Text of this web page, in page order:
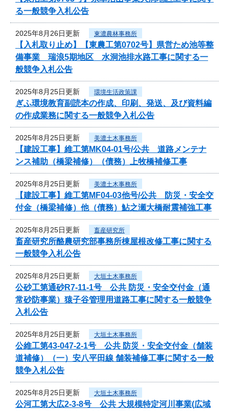
る一般競争入札公告
2025年8月26日更新 東濃農林事務所
【入札取り止め】【東農工第0702号】県営ため池等整
備事業 瑞浪5期地区 水洞池排水路工事に関する一
般競争入札公告
2025年8月25日更新 環境生活政策課
ぎふ環境教育副読本の作成、印刷、発送、及び資料編
の作成業務に関する一般競争入札公告
2025年8月25日更新 美濃土木事務所
【建設工事】維工第MK04-01号/公共 道路メンテナ
ンス補助（橋梁補修）（債務）上牧橋補修工事
2025年8月25日更新 美濃土木事務所
【建設工事】維工第MF04-03他号/公共 防災・安全交
付金（橋梁補修）他（債務）鮎之瀬大橋耐震補強工事
2025年8月25日更新 畜産研究所
畜産研究所酪農研究部事務所棟屋根改修工事に関する
一般競争入札公告
2025年8月25日更新 大垣土木事務所
公砂工第通砂R7-11-1号 公共 防災・安全交付金（通
常砂防事業）猿子谷管理用道路工事に関する一般競争
入札公告
2025年8月25日更新 大垣土木事務所
公維工第43-047-2-1号 公共 防災・安全交付金（舗装
道補修）（一）安八平田線 舗装補修工事に関する一般
競争入札公告
2025年8月25日更新 大垣土木事務所
公河工第大広2-3-8号 公共 大規模特定河川事業(広域